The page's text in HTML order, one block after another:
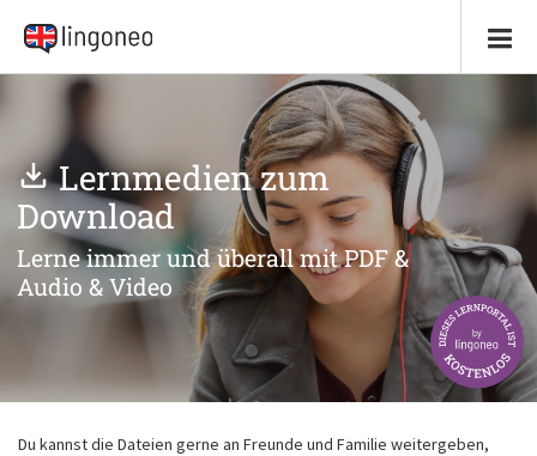
Lernmedien zum
Download
Lerne immer und überall mit PDF &
Audio & Video
Du kannst die Dateien gerne an Freunde und Familie weitergeben,